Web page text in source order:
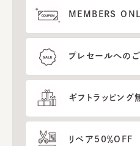
MEMBERS
プレセールへの
ギフトラッピング
リペア50％OFF